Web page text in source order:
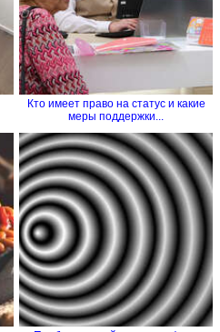
Кто имеет право на статус и какие
меры поддержки...